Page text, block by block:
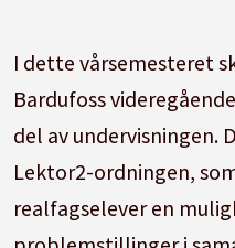
I dette vårsemesteret
Bardufoss
del av undervisningen.
Lektor2-ordningen,
realfagselever en